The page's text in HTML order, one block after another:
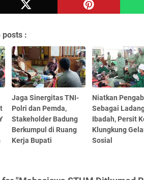
posts :
Jaga Sinergitas TNI-
Polri dan Pemda,
Stakeholder Badung
Berkumpul di Ruang
Kerja Bupati
Niatkan
Sebagai
Ibadah, Persit
Klungkung
Sosial